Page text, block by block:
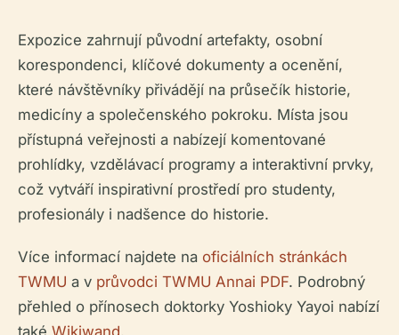
Expozice zahrnují původní artefakty, osobní
korespondenci, klíčové dokumenty a ocenění,
které návštěvníky přivádějí na průsečík historie,
medicíny a společenského pokroku. Místa jsou
přístupná veřejnosti a nabízejí komentované
prohlídky, vzdělávací programy a interaktivní prvky,
což vytváří inspirativní prostředí pro studenty,
profesionály i nadšence do historie.
Více informací najdete na oficiálních stránkách
TWMU a v průvodci TWMU Annai PDF. Podrobný
přehled o přínosech doktorky Yoshioky Yayoi nabízí
také Wikiwand.